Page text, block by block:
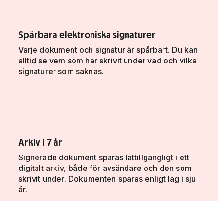
Spårbara elektroniska signaturer
Varje dokument och signatur är spårbart. Du kan
alltid se vem som har skrivit under vad och vilka
signaturer som saknas.
Arkiv i 7 år
Signerade dokument sparas lättillgängligt i ett
digitalt arkiv, både för avsändare och den som
skrivit under. Dokumenten sparas enligt lag i sju
år.